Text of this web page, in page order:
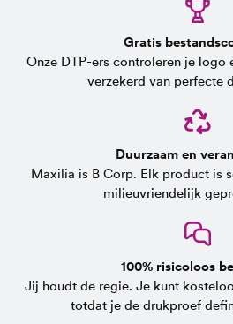
Gratis
Onze DTP-ers controleren je logo
verzekerd van perfecte
Duurzaam en
Maxilia is B Corp. Elk product is
milieuvriendelijk
100% risicoloos
Jij houdt de regie. Je kunt
totdat je de drukproef